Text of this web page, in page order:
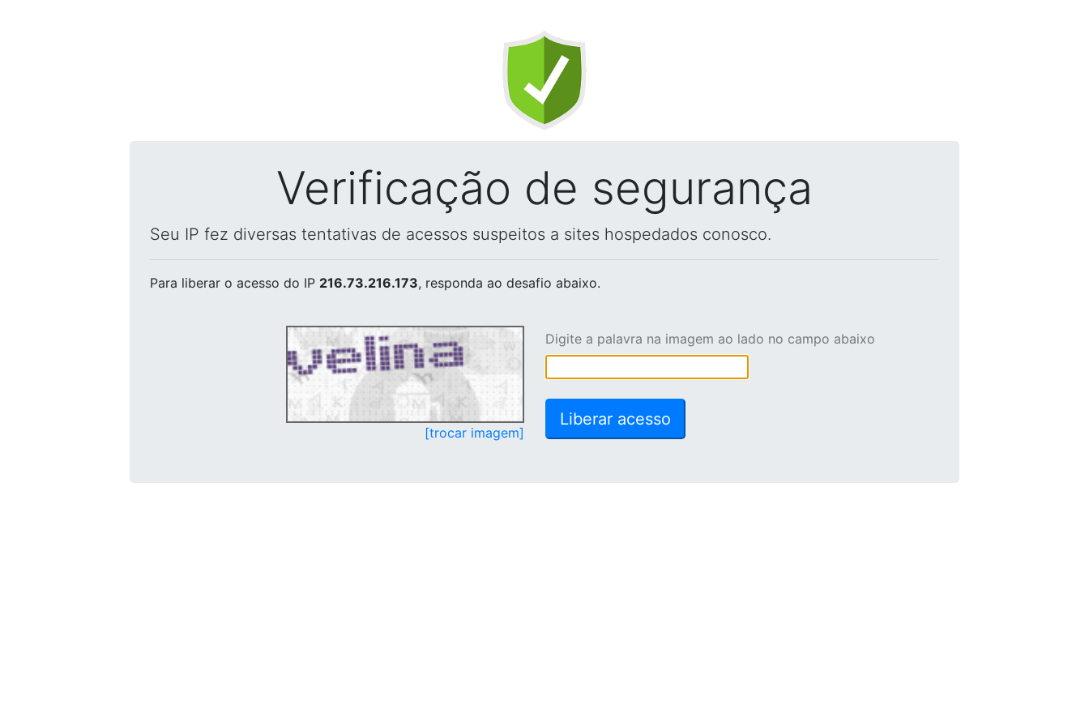
Verificação de segurança
Seu IP fez diversas tentativas de acessos suspeitos a sites hospedados conosco.
Para liberar o acesso do IP 216.73.216.173, responda ao desafio abaixo.
[trocar imagem]
Digite a palavra na imagem ao lado no campo abaixo